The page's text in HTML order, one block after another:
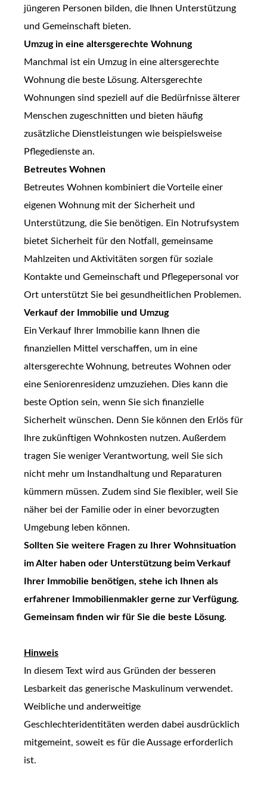
jüngeren Personen bilden, die Ihnen Unterstützung
und Gemeinschaft bieten.
Umzug in eine altersgerechte Wohnung
Manchmal ist ein Umzug in eine altersgerechte
Wohnung die beste Lösung. Altersgerechte
Wohnungen sind speziell auf die Bedürfnisse älterer
Menschen zugeschnitten und bieten häufig
zusätzliche Dienstleistungen wie beispielsweise
Pflegedienste an.
Betreutes Wohnen
Betreutes Wohnen kombiniert die Vorteile einer
eigenen Wohnung mit der Sicherheit und
Unterstützung, die Sie benötigen. Ein Notrufsystem
bietet Sicherheit für den Notfall, gemeinsame
Mahlzeiten und Aktivitäten sorgen für soziale
Kontakte und Gemeinschaft und Pflegepersonal vor
Ort unterstützt Sie bei gesundheitlichen Problemen.
Verkauf der Immobilie und Umzug
Ein Verkauf Ihrer Immobilie kann Ihnen die
finanziellen Mittel verschaffen, um in eine
altersgerechte Wohnung, betreutes Wohnen oder
eine Seniorenresidenz umzuziehen. Dies kann die
beste Option sein, wenn Sie sich finanzielle
Sicherheit wünschen. Denn Sie können den Erlös für
Ihre zukünftigen Wohnkosten nutzen. Außerdem
tragen Sie weniger Verantwortung, weil Sie sich
nicht mehr um Instandhaltung und Reparaturen
kümmern müssen. Zudem sind Sie flexibler, weil Sie
näher bei der Familie oder in einer bevorzugten
Umgebung leben können.
Sollten Sie weitere Fragen zu Ihrer Wohnsituation
im Alter haben oder Unterstützung beim Verkauf
Ihrer Immobilie benötigen, stehe ich Ihnen als
erfahrener Immobilienmakler gerne zur Verfügung.
Gemeinsam finden wir für Sie die beste Lösung.
Hinweis
In diesem Text wird aus Gründen der besseren
Lesbarkeit das generische Maskulinum verwendet.
Weibliche und anderweitige
Geschlechteridentitäten werden dabei ausdrücklich
mitgemeint, soweit es für die Aussage erforderlich
ist.